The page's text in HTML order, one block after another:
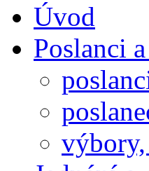
Úvod
Poslanci
výbory,